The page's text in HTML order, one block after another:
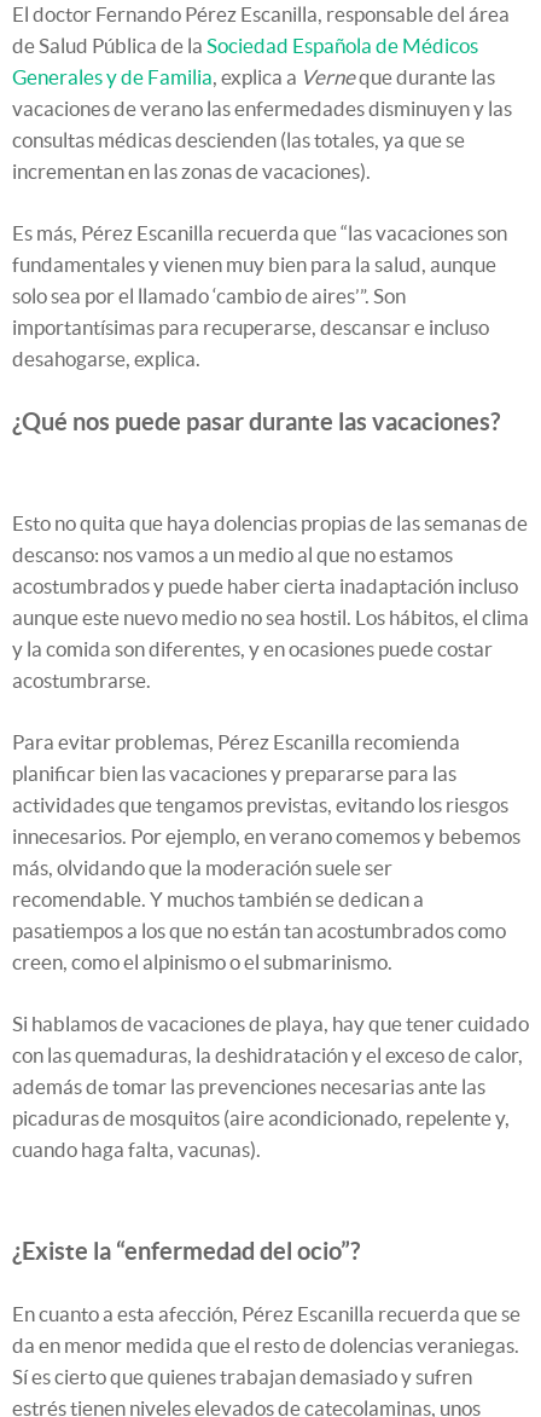
El doctor Fernando Pérez Escanilla, responsable del área
de Salud Pública de la Sociedad Española de Médicos
Generales y de Familia, explica a Verneque durante las
vacaciones de verano las enfermedades disminuyen y las
consultas médicas descienden (las totales, ya que se
incrementan en las zonas de vacaciones).
Es más, Pérez Escanilla recuerda que “las vacaciones son
fundamentales y vienen muy bien para la salud, aunque
solo sea por el llamado ‘cambio de aires’”. Son
importantísimas para recuperarse, descansar e incluso
desahogarse, explica.
¿Qué nos puede pasar durante las vacaciones?
Esto no quita que haya dolencias propias de las semanas de
descanso: nos vamos a un medio al que no estamos
acostumbrados y puede haber cierta inadaptación incluso
aunque este nuevo medio no sea hostil. Los hábitos, el clima
y la comida son diferentes, y en ocasiones puede costar
acostumbrarse.
Para evitar problemas, Pérez Escanilla recomienda
planificar bien las vacaciones y prepararse para las
actividades que tengamos previstas, evitando los riesgos
innecesarios. Por ejemplo, en verano comemos y bebemos
más, olvidando que la moderación suele ser
recomendable. Y muchos también se dedican a
pasatiempos a los que no están tan acostumbrados como
creen, como el alpinismo o el submarinismo.
Si hablamos de vacaciones de playa, hay que tener cuidado
con las quemaduras, la deshidratación y el exceso de calor,
además de tomar las prevenciones necesarias ante las
picaduras de mosquitos (aire acondicionado, repelente y,
cuando haga falta, vacunas).
¿Existe la “enfermedad del ocio”?
En cuanto a esta afección, Pérez Escanilla recuerda que se
da en menor medida que el resto de dolencias veraniegas.
Sí es cierto que quienes trabajan demasiado y sufren
estrés tienen niveles elevados de catecolaminas, unos